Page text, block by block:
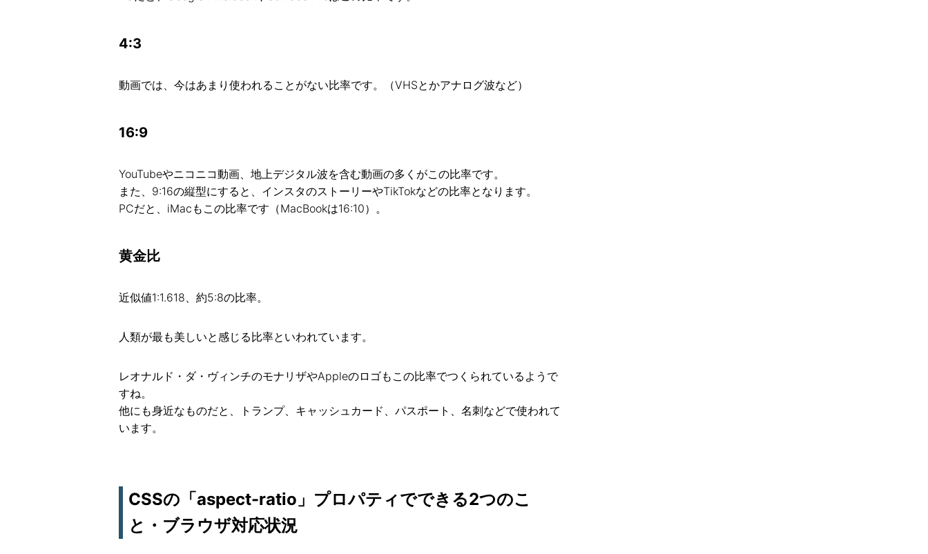
4:3
動画では、今はあまり使われることがない比率です。（VHSとかアナログ波など）
16:9
YouTubeやニコニコ動画、地上デジタル波を含む動画の多くがこの比率です。
また、9:16の縦型にすると、インスタのストーリーやTikTokなどの比率となります。
PCだと、iMacもこの比率です（MacBookは16:10）。
黄金比
近似値1:1.618、約5:8の比率。
人類が最も美しいと感じる比率といわれています。
レオナルド・ダ・ヴィンチのモナリザやAppleのロゴもこの比率でつくられているようで
すね。
他にも身近なものだと、トランプ、キャッシュカード、パスポート、名刺などで使われて
います。
CSSの「aspect-ratio」プロパティでできる2つのこ
と・ブラウザ対応状況